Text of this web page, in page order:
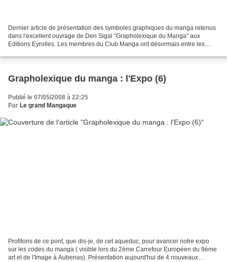
Dernier article de présentation des symboles graphiques du manga retenus
dans l'excellent ouvrage de Den Sigal "Grapholexique du Manga" aux
Editions Eyrolles. Les membres du Club Manga ont désormais entre les
Grapholexique du manga : l'Expo (6)
Publié le 07/05/2008 à 22:25
Par Le grand Mangaque
Profitons de ce pont, que dis-je, de cet aqueduc, pour avancer notre expo
sur les codes du manga ( visible lors du 2ème Carrefour Européen du 9ème
art et de l'Image à Aubenas). Présentation aujourd'hui de 4 nouveaux